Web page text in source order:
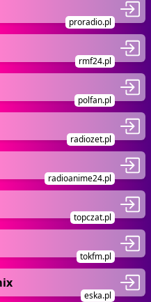
proradio.pl
rmf24.pl
polfan.pl
radiozet.pl
radioanime24.pl
topczat.pl
tokfm.pl
eska.pl